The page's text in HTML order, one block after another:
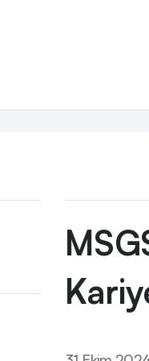
Merkezi ile Tanışma –